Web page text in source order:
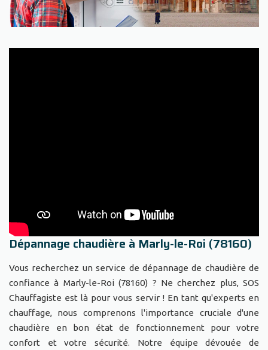
Dépannage chaudière à Marly-le-Roi (78160)
Vous recherchez un service de dépannage de chaudière de
confiance à Marly-le-Roi (78160) ? Ne cherchez plus, SOS
Chauffagiste est là pour vous servir ! En tant qu'experts en
chauffage, nous comprenons l'importance cruciale d'une
chaudière en bon état de fonctionnement pour votre
confort et votre sécurité. Notre équipe dévouée de